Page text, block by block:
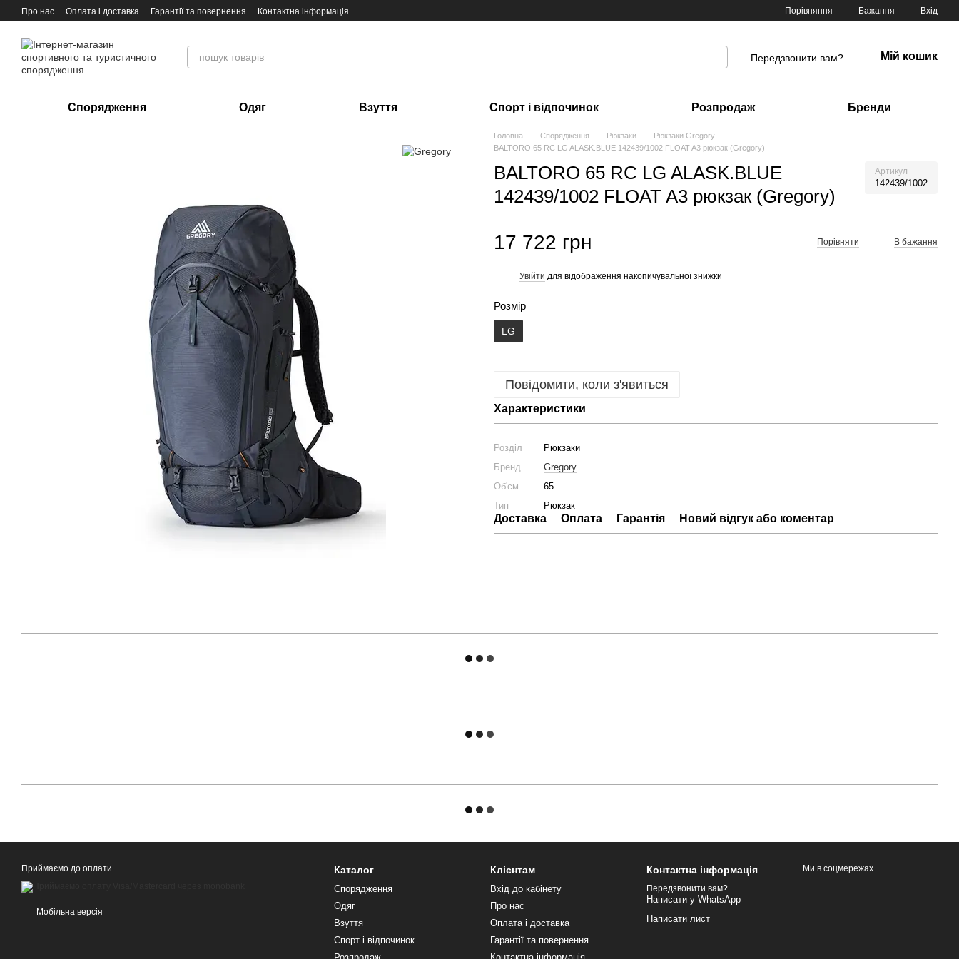
Перейти до основного контенту
Про нас Оплата і доставка Гарантії та повернення Контактна інформація Порівняння Бажання Вхід
Передзвонити вам? Мій кошик
Спорядження Одяг Взуття Спорт і відпочинок Розпродаж Бренди
Головна Спорядження Рюкзаки
Рюкзаки Gregory
BALTORO 65 RC LG ALASK.BLUE 142439/1002 FLOAT A3 рюкзак (Gregory)
BALTORO 65 RC LG ALASK.BLUE
142439/1002 FLOAT A3 рюкзак (Gregory)
Артикул
142439/1002
17 722 грн Порівняти В бажання
Увійти для відображення накопичувальної знижки
Розмір
LG
Повідомити, коли з'явиться
Характеристики
Розділ
Рюкзаки
Бренд
Gregory
Об'єм
65
Тип
Рюкзак
Доставка Оплата Гарантія Новий відгук або коментар
Приймаємо до оплати
Мобільна версія
Каталог
Спорядження
Одяг
Взуття
Спорт і відпочинок
Клієнтам
Вхід до кабінету
Про нас
Оплата і доставка
Гарантії та повернення
Контактна інформація
Передзвонити вам?
Написати у WhatsApp
Написати лист
Ми в соцмережах